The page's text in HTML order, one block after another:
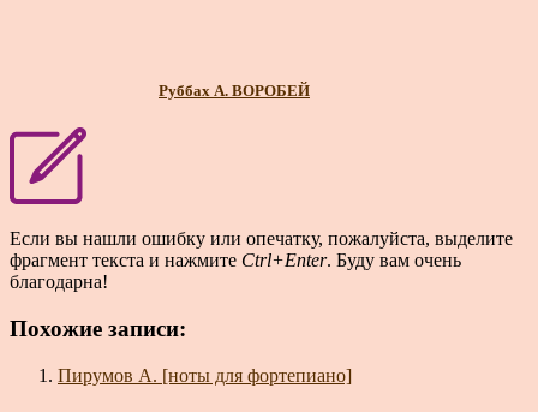
Руббах А. ВОРОБЕЙ
Если вы нашли ошибку или опечатку, пожалуйста, выделите
фрагмент текста и нажмите Ctrl+Enter. Буду вам очень
благодарна!
Похожие записи:
Пирумов А. [ноты для фортепиано]